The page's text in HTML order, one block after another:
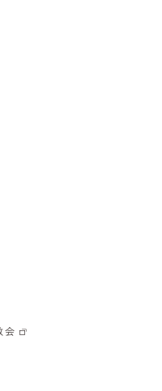
会